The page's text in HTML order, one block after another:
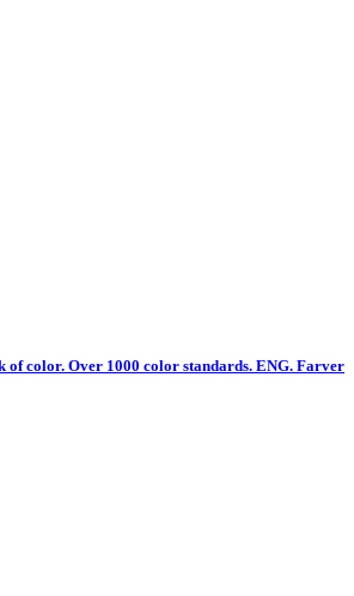
of color. Over 1000 color standards. ENG. Farver